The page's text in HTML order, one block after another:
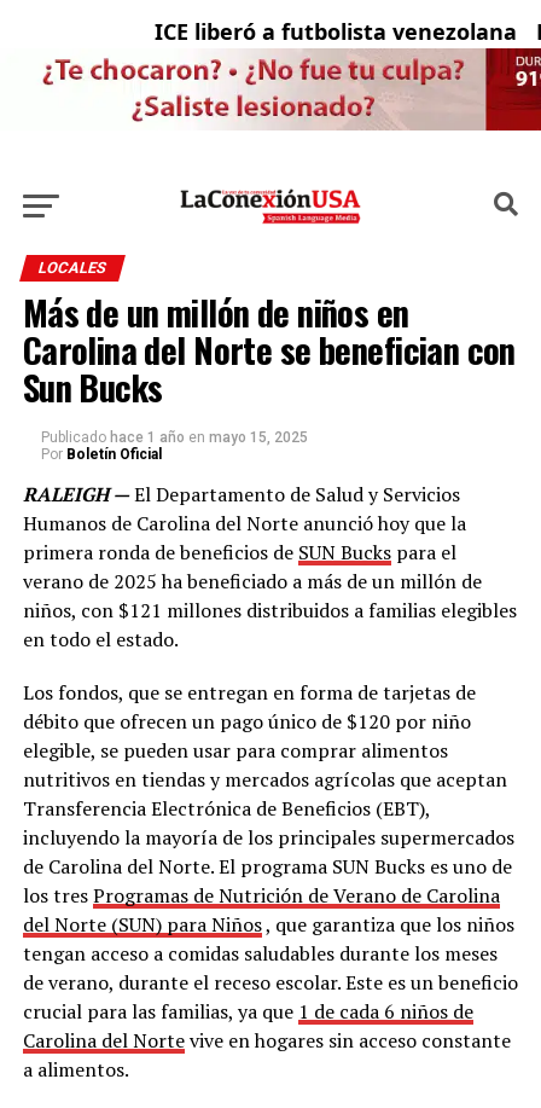
ICE liberó a futbolista venezolana La
LOCALES
Más de un millón de niños en
Carolina del Norte se benefician con
Sun Bucks
Publicado hace 1 año en mayo 15, 2025
Por Boletín Oficial
RALEIGH —El Departamento de Salud y Servicios
Humanos de Carolina del Norte anunció hoy que la
primera ronda de beneficios de SUN Buckspara el
verano de 2025 ha beneficiado a más de un millón de
niños, con $121 millones distribuidos a familias elegibles
en todo el estado.
Los fondos, que se entregan en forma de tarjetas de
débito que ofrecen un pago único de $120 por niño
elegible, se pueden usar para comprar alimentos
nutritivos en tiendas y mercados agrícolas que aceptan
Transferencia Electrónica de Beneficios (EBT),
incluyendo la mayoría de los principales supermercados
de Carolina del Norte. El programa SUN Bucks es uno de
los tresProgramas de Nutrición de Verano de Carolina
del Norte (SUN) para Niños, que garantiza que los niños
tengan acceso a comidas saludables durante los meses
de verano, durante el receso escolar. Este es un beneficio
crucial para las familias, ya que 1 de cada 6 niños de
Carolina del Nortevive en hogares sin acceso constante
a alimentos.